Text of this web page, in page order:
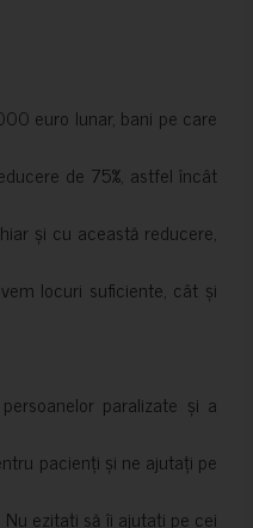
euro lunar, bani pe care
de 75%, astfel încât
și cu această reducere,
locuri suficiente, cât și
paralizate și a
pacienți și ne ajutați pe
ezitați să îi ajutați pe cei